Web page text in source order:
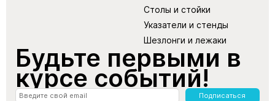
Столы и стойки
Указатели и стенды
Шезлонги и лежаки
Будьте первыми в
курсе событий!
Подписаться